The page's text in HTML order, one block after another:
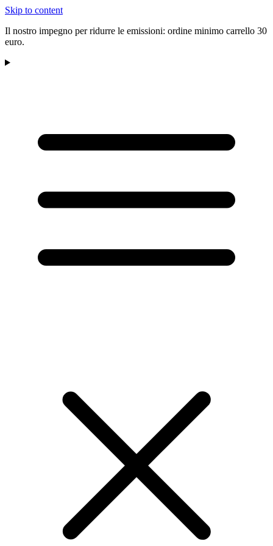
Skip to content
Il nostro impegno per ridurre le emissioni: ordine minimo carrello 30
euro.